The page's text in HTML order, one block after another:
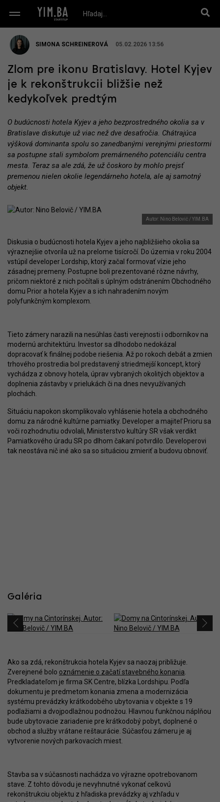
SIMONA SCHREINEROVÁ 05.02.2026 13:56
Zlom pre ikonu Bratislavy. Hotel Kyjev
je k rekonštrukcii bližšie než
kedykoľvek predtým
O budúcnosti hotela Kyjev a jeho bezprostredného okolia sa v
Bratislave diskutuje už viac než dve desaťročia. Chátrajúca
výšková dominanta spolu so zanedbanými verejnými priestormi
sa postupne stali symbolom premárneného potenciálu centra
mesta. Teraz sa ale zdá, že už čoskoro by mohlo prejsť
premenou nielen okolie legendárneho hotela, ale aj samotný
objekt.
Autor: Nino Belovič / YIM.BA
Diskusia o budúcnosti hotela Kyjev a jeho najbližšieho okolia sa
výraznejšie otvorila už na prelome tisícročí. Do územia v roku 2004
vstúpil developer Lordship, ktorý začal formovať vízie jeho
zásadnej premeny. Postupne boli prezentované rôzne návrhy,
pričom niektoré z nich počítali s úplným odstránením Obchodného
domu Prior a hotela Kyjev a s ich nahradením novým
polyfunkčným komplexom.
Tieto zámery narazili na nesúhlas časti verejnosti i odborníkov na
modernú architektúru. Investor sa dlhodobo nedokázal
dopracovať k finálnej podobe riešenia. Až po rokoch debát a zmien
trhového prostredia bol predstavený striedmejší koncept, ktorý
vychádza z obnovy hotela, úprav vybraných okolitých objektov a
doplnenia zástavby v prielukách či na dnes nevyužívaných
plochách.
Situáciu napokon skomplikovalo vyhlásenie hotela a obchodného
domu za národné kultúrne pamiatky. Developer a majiteľ Prioru sa
voči rozhodnutiu odvolali, Ministerstvo kultúry SR však verdikt
Pamiatkového úradu SR po dlhom čakaní potvrdilo. Developerovi
tak neostáva nič iné ako sa so situáciou zmieriť a budovu obnoviť.
Galéria
Ako sa zdá, rekonštrukcia hotela Kyjev sa naozaj približuje.
Zverejnené bolo oznámenie o začatí stavebného konania
Predkladateľom je firma SK Centre, blízka Lordshipu. Podľa
dokumentu je predmetom konania zmena a modernizácia
systému prevádzky krátkodobého ubytovania v objekte s 19
podlažiami a dvojpodlažnou podnožou. Hlavnou funkčnou náplňou
bude ubytovacie zariadenie pre krátkodobý pobyt, doplnené o
obchod a služby vrátane reštaurácie. Súčasťou zámeru je aj
vytvorenie nových parkovacích miest.
Stavba sa v súčasnosti nachádza vo výrazne opotrebovanom
stave. Z tohto dôvodu je nevyhnutné vykonať celkovú
rekonštrukciu objektu z hľadiska prevádzky aj vzhľadu v